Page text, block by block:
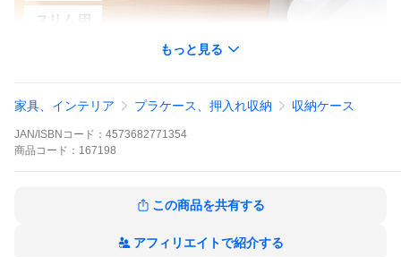
もっと見る
家具、インテリア プラケース、押入れ収納 収納ケース
JAN/ISBNコード： 4573682771354
商品 コード： 167198
この商品を共有する
アフィリエイトで紹介する